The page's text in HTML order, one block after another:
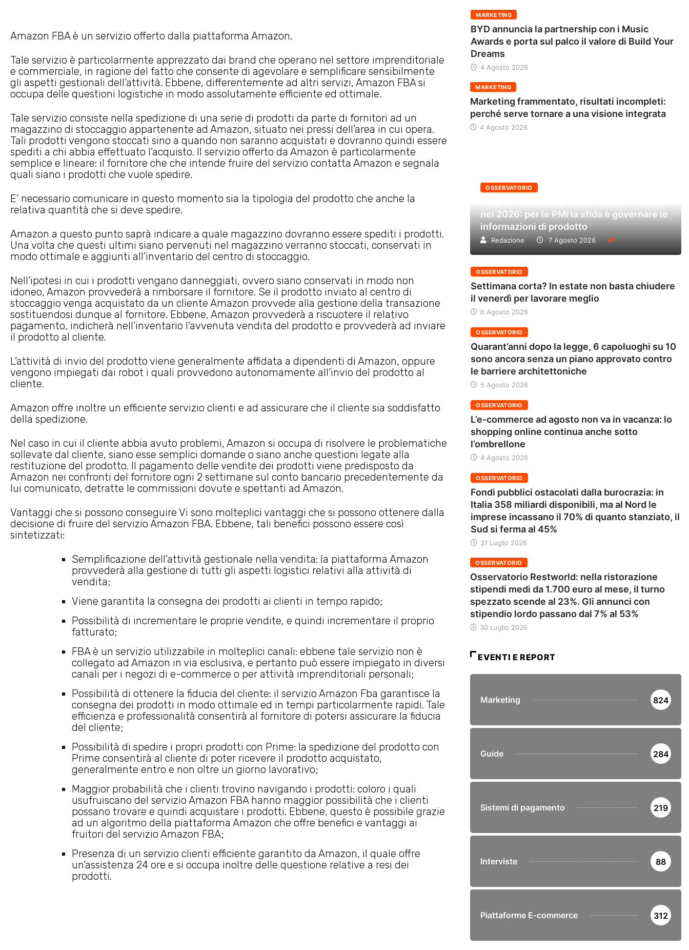
Amazon FBA è un servizio offerto dalla piattaforma Amazon.
Tale servizio è particolarmente apprezzato dai brand che operano nel settore imprenditoriale
e commerciale, in ragione del fatto che consente di agevolare e semplificare sensibilmente
gli aspetti gestionali dell’attività. Ebbene, differentemente ad altri servizi, Amazon FBA si
occupa delle questioni logistiche in modo assolutamente efficiente ed ottimale.
Tale servizio consiste nella spedizione di una serie di prodotti da parte di fornitori ad un
magazzino di stoccaggio appartenente ad Amazon, situato nei pressi dell’area in cui opera.
Tali prodotti vengono stoccati sino a quando non saranno acquistati e dovranno quindi essere
spediti a chi abbia effettuato l’acquisto. Il servizio offerto da Amazon è particolarmente
semplice e lineare: il fornitore che che intende fruire del servizio contatta Amazon e segnala
quali siano i prodotti che vuole spedire.
E’ necessario comunicare in questo momento sia la tipologia del prodotto che anche la
relativa quantità che si deve spedire.
Amazon a questo punto saprà indicare a quale magazzino dovranno essere spediti i prodotti.
Una volta che questi ultimi siano pervenuti nel magazzino verranno stoccati, conservati in
modo ottimale e aggiunti all’inventario del centro di stoccaggio.
Nell’ipotesi in cui i prodotti vengano danneggiati, ovvero siano conservati in modo non
idoneo, Amazon provvederà a rimborsare il fornitore. Se il prodotto inviato al centro di
stoccaggio venga acquistato da un cliente Amazon provvede alla gestione della transazione
sostituendosi dunque al fornitore. Ebbene, Amazon provvederà a riscuotere il relativo
pagamento, indicherà nell’inventario l’avvenuta vendita del prodotto e provvederà ad inviare
il prodotto al cliente.
L’attività di invio del prodotto viene generalmente affidata a dipendenti di Amazon, oppure
vengono impiegati dai robot i quali provvedono autonomamente all’invio del prodotto al
cliente.
Amazon offre inoltre un efficiente servizio clienti e ad assicurare che il cliente sia soddisfatto
della spedizione.
Nel caso in cui il cliente abbia avuto problemi, Amazon si occupa di risolvere le problematiche
sollevate dal cliente, siano esse semplici domande o siano anche questioni legate alla
restituzione del prodotto. Il pagamento delle vendite dei prodotti viene predisposto da
Amazon nei confronti del fornitore ogni 2 settimane sul conto bancario precedentemente da
lui comunicato, detratte le commissioni dovute e spettanti ad Amazon.
Vantaggi che si possono conseguire Vi sono molteplici vantaggi che si possono ottenere dalla
decisione di fruire del servizio Amazon FBA. Ebbene, tali benefici possono essere così
sintetizzati:
Semplificazione dell’attività gestionale nella vendita: la piattaforma Amazon
provvederà alla gestione di tutti gli aspetti logistici relativi alla attività di
vendita;
Viene garantita la consegna dei prodotti ai clienti in tempo rapido;
Possibilità di incrementare le proprie vendite, e quindi incrementare il proprio
fatturato;
FBA è un servizio utilizzabile in molteplici canali: ebbene tale servizio non è
collegato ad Amazon in via esclusiva, e pertanto può essere impiegato in diversi
canali per i negozi di e-commerce o per attività imprenditoriali personali;
Possibilità di ottenere la fiducia del cliente: il servizio Amazon Fba garantisce la
consegna dei prodotti in modo ottimale ed in tempi particolarmente rapidi. Tale
efficienza e professionalità consentirà al fornitore di potersi assicurare la fiducia
del cliente;
Possibilità di spedire i propri prodotti con Prime: la spedizione del prodotto con
Prime consentirà al cliente di poter ricevere il prodotto acquistato,
generalmente entro e non oltre un giorno lavorativo;
Maggior probabilità che i clienti trovino navigando i prodotti: coloro i quali
usufruiscano del servizio Amazon FBA hanno maggior possibilità che i clienti
possano trovare e quindi acquistare i prodotti. Ebbene, questo è possibile grazie
ad un algoritmo della piattaforma Amazon che offre benefici e vantaggi ai
fruitori del servizio Amazon FBA;
Presenza di un servizio clienti efficiente garantito da Amazon, il quale offre
un’assistenza 24 ore e si occupa inoltre delle questione relative a resi dei
prodotti.
MARKETING
BYD annuncia la partnership con i Music
Awards e porta sul palco il valore di Build Your
Dreams
4 Agosto 2026
MARKETING
Marketing frammentato, risultati incompleti:
perché serve tornare a una visione integrata
4 Agosto 2026
OSSERVATORIO
nel 2026: per le PMI la sfida è governare le
informazioni di prodotto
Redazione 7 Agosto 2026
OSSERVATORIO
Settimana corta? In estate non basta chiudere
il venerdì per lavorare meglio
6 Agosto 2026
OSSERVATORIO
Quarant’anni dopo la legge, 6 capoluoghi su 10
sono ancora senza un piano approvato contro
le barriere architettoniche
5 Agosto 2026
OSSERVATORIO
L’e-commerce ad agosto non va in vacanza: lo
shopping online continua anche sotto
l’ombrellone
4 Agosto 2026
OSSERVATORIO
Fondi pubblici ostacolati dalla burocrazia: in
Italia 358 miliardi disponibili, ma al Nord le
imprese incassano il 70% di quanto stanziato, il
Sud si ferma al 45%
31 Luglio 2026
OSSERVATORIO
Osservatorio Restworld: nella ristorazione
stipendi medi da 1.700 euro al mese, il turno
spezzato scende al 23%. Gli annunci con
stipendio lordo passano dal 7% al 53%
30 Luglio 2026
EVENTI E REPORT
Marketing 824
Guide 284
Sistemi di pagamento 219
Interviste 88
Piattaforme E-commerce 312